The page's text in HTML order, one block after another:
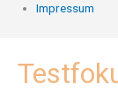
Impressum
Inhalt